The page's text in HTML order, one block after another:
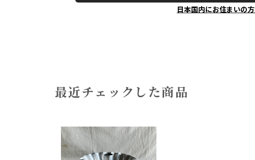
日本国内にお住まいの
最近チェックした商品